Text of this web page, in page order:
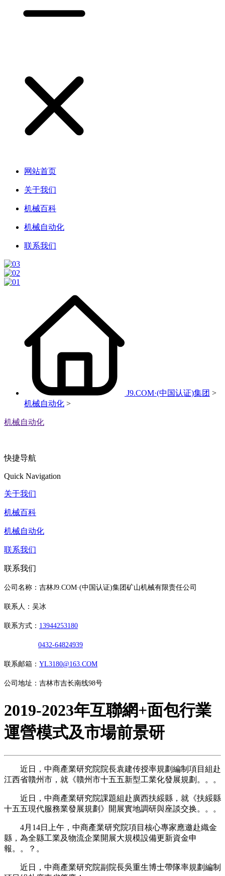
网站首页
关于我们
机械百科
机械自动化
联系我们
J9.COM·(中国认证)集团 >
机械自动化 >
机械自动化
快捷导航
Quick Navigation
关于我们
机械百科
机械自动化
联系我们
联系我们
公司名称：吉林J9.COM·(中国认证)集团矿山机械有限责任公司
联系人：吴冰
联系方式： 13944253180
0432-64824939
联系邮箱： YL3180@163.COM
公司地址：吉林市吉长南线98号
2019-2023年互聯網+面包行業
運營模式及市場前景研
近日，中商產業研究院院長袁建传授率規劃編制項目組赴
江西省贛州市，就《贛州市十五五新型工業化發展規劃。。。
近日，中商產業研究院課題組赴廣西扶綏縣，就《扶綏縣
十五五現代服務業發展規劃》開展實地調研與座談交换。。。
4月14日上午，中商產業研究院項目核心專家應邀赴織金
縣，為全縣工業及物流企業開展大規模設備更新資金申
報。。？。
近日，中商產業研究院副院長吳重生博士帶隊率規劃編制